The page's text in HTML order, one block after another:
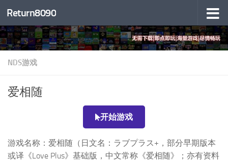
跳至内容
Return8090
NDS游戏
爱相随
开始游戏
游戏名称：爱相随（日文名：ラブプラス+，部分早期版本
或译《Love Plus》基础版，中文常称《爱相随》；亦有资料